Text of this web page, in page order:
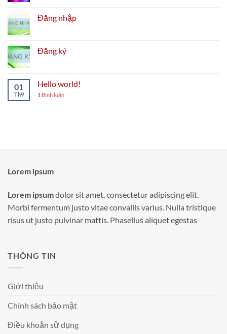
Đăng nhập
Đăng ký
01
Th9
Hello world!
1 Bình luận
Lorem ipsum
Lorem ipsumdolor sit amet, consectetur adipiscing elit.
Morbi fermentum justo vitae convallis varius. Nulla tristique
risus ut justo pulvinar mattis. Phasellus aliquet egestas
THÔNG TIN
Giới thiệu
Chính sách bảo mật
Điều khoản sử dụng